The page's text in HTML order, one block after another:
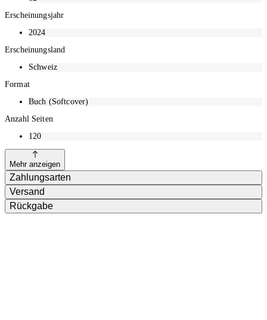
Erscheinungsjahr
2024
Erscheinungsland
Schweiz
Format
Buch (Softcover)
Anzahl Seiten
120
Mehr anzeigen
Zahlungsarten
Versand
Rückgabe